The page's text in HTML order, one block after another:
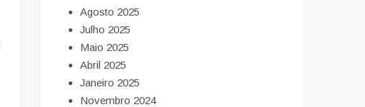
Agosto 2025
Julho 2025
Maio 2025
Abril 2025
Janeiro 2025
Novembro 2024